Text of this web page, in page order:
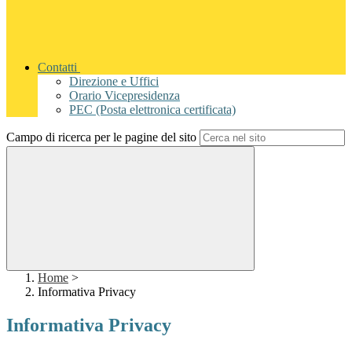
Contatti
Direzione e Uffici
Orario Vicepresidenza
PEC (Posta elettronica certificata)
Campo di ricerca per le pagine del sito
Home >
Informativa Privacy
Informativa Privacy